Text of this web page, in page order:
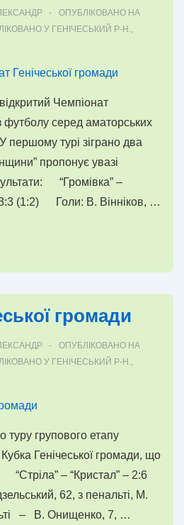
ОПУБЛІКОВАНО НА
У ГЕНІЧЕСЬКИЙ Р-Н.
Чемпіонат
футболу серед аматорських
турі зіграно два
пропонує увазі
“Громівка” –
3:3 (1:2) Голи: В. Вінніков, …
громади
ОПУБЛІКОВАНО НА
У ГЕНІЧЕСЬКИЙ Р-Н.
туру групового етапу
Генічеської громади, що
– “Кристал” – 2:6
62, з пенальті, М.
– В. Онищенко, 7, …